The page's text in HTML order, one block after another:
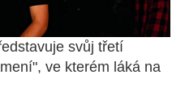
svůj třetí
ve kterém láká na